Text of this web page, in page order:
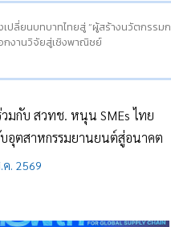
งเปลี่ยนบทบาทไทยสู่ “ผู้สร้างนวัตกรรม
กงานวิจัยสู่เชิงพาณิชย์
มกับ สวทช. หนุน SMEs ไทย
อุตสาหกรรมยานยนต์สู่อนาคต
ค. 2569